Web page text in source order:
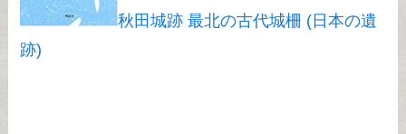
秋田城跡 最北の古代城柵 (日本の遺
跡)